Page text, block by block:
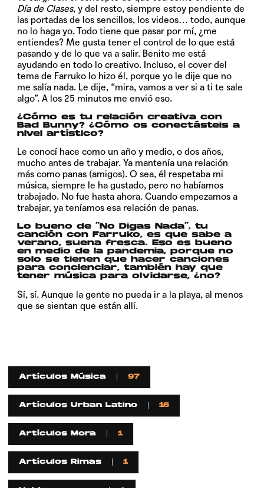
Día de Clases, y del resto, siempre estoy pendiente de
las portadas de los sencillos, los videos… todo, aunque
no lo haga yo. Todo tiene que pasar por mí, ¿me
entiendes? Me gusta tener el control de lo que está
pasando y de lo que va a salir. Benito me está
ayudando en todo lo creativo. Incluso, el cover del
tema de Farruko lo hizo él, porque yo le dije que no
me salía nada. Le dije, “mira, vamos a ver si a ti te sale
algo”. A los 25 minutos me envió eso.
¿Cómo es tu relación creativa con
Bad Bunny? ¿Cómo os conectásteis a
nivel artístico?
Le conocí hace como un año y medio, o dos años,
mucho antes de trabajar. Ya mantenía una relación
más como panas (amigos). O sea, él respetaba mi
música, siempre le ha gustado, pero no habíamos
trabajado. No fue hasta ahora. Cuando empezamos a
trabajar, ya teníamos esa relación de panas.
Lo bueno de “No Digas Nada”, tu
canción con Farruko, es que sabe a
verano, suena fresca. Eso es bueno
en medio de la pandemia, porque no
solo se tienen que hacer canciones
para concienciar, también hay que
tener música para olvidarse, ¿no?
Sí, sí. Aunque la gente no pueda ir a la playa, al menos
que se sientan que están allí.
Artículos Música 97
Artículos Urban Latino 16
Artículos Mora 1
Artículos Rimas 1